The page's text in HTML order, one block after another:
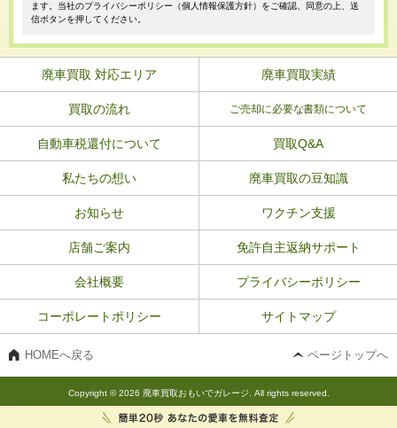
ます。当社のプライバシーポリシー（個人情報保護方針）をご確認、同意の上、送
信ボタンを押してください。
廃車買取 対応エリア 廃車買取実績
買取の流れ ご売却に必要な書類について
自動車税還付について 買取Q&A
私たちの想い 廃車買取の豆知識
お知らせ ワクチン支援
店舗ご案内 免許自主返納サポート
会社概要 プライバシーポリシー
コーポレートポリシー サイトマップ
HOMEへ戻る ページトップへ
Copyright © 2026 廃車買取おもいでガレージ. All rights reserved.